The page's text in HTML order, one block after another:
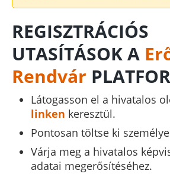
REGISZTRÁCIÓS
UTASÍTÁSOK A
Rendvár
Látogasson el a hivatalos
linken keresztül.
Pontosan töltse ki
Várja meg a hivatalos
adatai megerősítéséhez.